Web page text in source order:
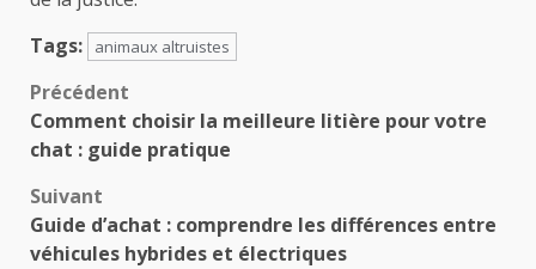
Tags:
animaux altruistes
Navigation
d’article
Précédent
Comment choisir la meilleure litière pour votre
chat : guide pratique
Suivant
Guide d’achat : comprendre les différences entre
véhicules hybrides et électriques